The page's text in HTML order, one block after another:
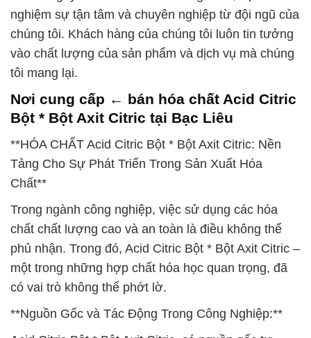
nghiệm sự tận tâm và chuyên nghiệp từ đội ngũ của
chúng tôi. Khách hàng của chúng tôi luôn tin tưởng
vào chất lượng của sản phẩm và dịch vụ mà chúng
tôi mang lại.
Nơi cung cấp ← bán hóa chất Acid Citric
Bột * Bột Axit Citric tại Bạc Liêu
**HÓA CHẤT Acid Citric Bột * Bột Axit Citric: Nền
Tảng Cho Sự Phát Triển Trong Sản Xuất Hóa
Chất**
Trong ngành công nghiệp, việc sử dụng các hóa
chất chất lượng cao và an toàn là điều không thể
phủ nhận. Trong đó, Acid Citric Bột * Bột Axit Citric –
một trong những hợp chất hóa học quan trọng, đã
có vai trò không thể phớt lờ.
**Nguồn Gốc và Tác Động Trong Công Nghiệp:**